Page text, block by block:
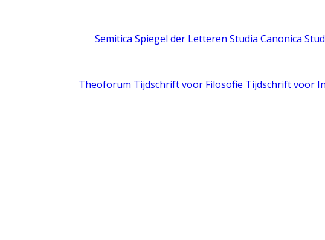
Semitica Spiegel der Letteren Studia Canonica
Theoforum Tijdschrift voor Filosofie Tijdschrift voor